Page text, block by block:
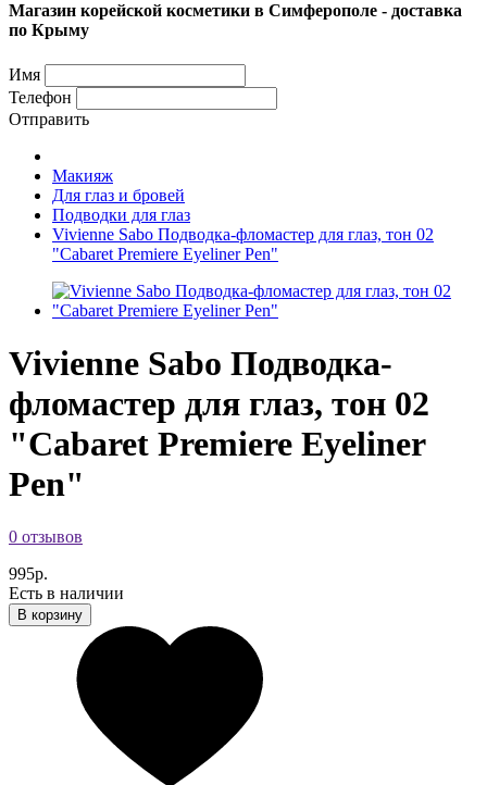
Магазин корейской косметики в Симферополе - доставка
по Крыму
Имя
Телефон
Отправить
Макияж
Для глаз и бровей
Подводки для глаз
Vivienne Sabo Подводка-фломастер для глаз, тон 02
"Cabaret Premiere Eyeliner Pen"
Vivienne Sabo Подводка-
фломастер для глаз, тон 02
"Cabaret Premiere Eyeliner
Pen"
0 отзывов
995р.
Есть в наличии
В корзину